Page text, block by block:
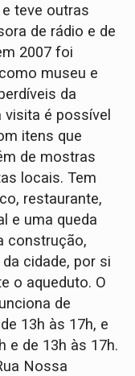
teve outras
de rádio e de
2007 foi
museu e
da
é possível
itens que
de mostras
locais. Tem
restaurante,
e uma queda
construção,
cidade, por si
o aqueduto. O
de
13h às 17h, e
e de 13h às 17h.
Nossa